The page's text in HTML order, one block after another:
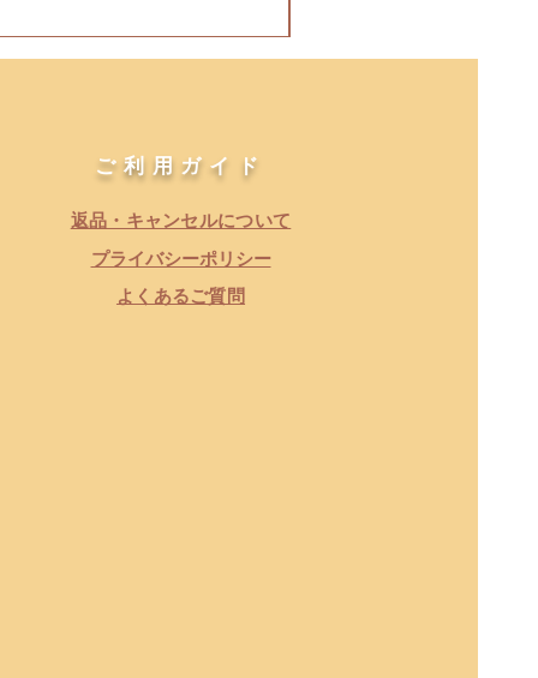
​ご利用ガイド
返品・キャンセルについて
​プライバシーポリシー
よくあるご質問